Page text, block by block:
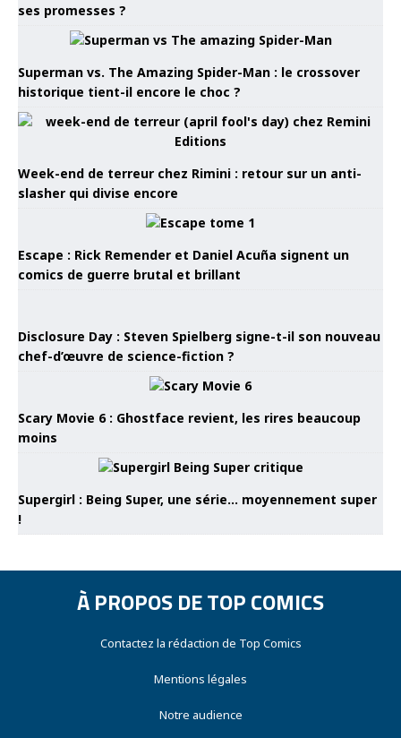
ses promesses ?
Superman vs. The Amazing Spider-Man : le crossover
historique tient-il encore le choc ?
Week-end de terreur chez Rimini : retour sur un anti-
slasher qui divise encore
Escape : Rick Remender et Daniel Acuña signent un
comics de guerre brutal et brillant
Disclosure Day : Steven Spielberg signe-t-il son nouveau
chef-d’œuvre de science-fiction ?
Scary Movie 6 : Ghostface revient, les rires beaucoup
moins
Supergirl : Being Super, une série… moyennement super
!
À PROPOS DE TOP COMICS
Contactez la rédaction de Top Comics
Mentions légales
Notre audience